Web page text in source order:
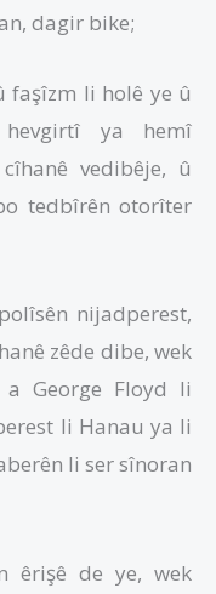
dagir bike;
faşîzm li holê ye û
ya hemî
vedibêje, û
tedbîrên otorîter
nijadperest,
zêde dibe, wek
George Floyd li
li Hanau ya li
li ser sînoran
êrişê de ye, wek